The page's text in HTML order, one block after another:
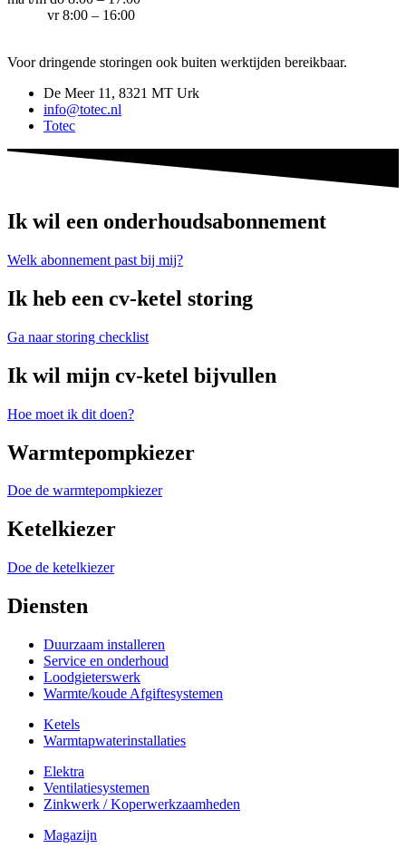
vr 8:00 – 16:00
Voor dringende storingen ook buiten werktijden bereikbaar.
De Meer 11, 8321 MT Urk
info@totec.nl
Totec
Ik wil een onderhoudsabonnement
Welk abonnement past bij mij?
Ik heb een cv-ketel storing
Ga naar storing checklist
Ik wil mijn cv-ketel bijvullen
Hoe moet ik dit doen?
Warmtepompkiezer
Doe de warmtepompkiezer
Ketelkiezer
Doe de ketelkiezer
Diensten
Duurzaam installeren
Service en onderhoud
Loodgieterswerk
Warmte/koude Afgiftesystemen
Ketels
Warmtapwaterinstallaties
Elektra
Ventilatiesystemen
Zinkwerk / Koperwerkzaamheden
Magazijn